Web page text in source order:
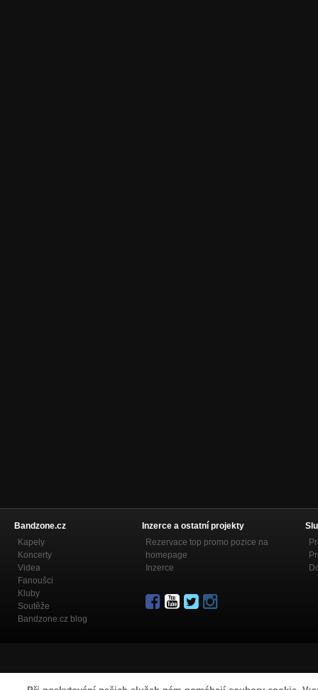
Bandzone.cz
Kapely
Koncerty
Videa
Fanoušci
Kluby
Soutěže
Bandzone.cz blog
Inzerce a ostatní projekty
Rezervace top promo pozice na
homepage
Inzerce